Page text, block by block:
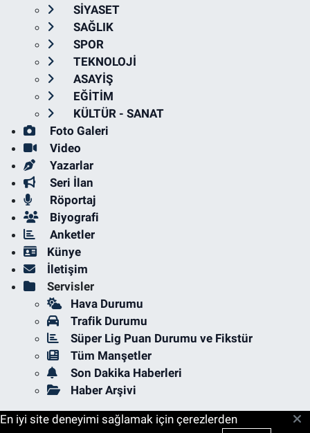
SİYASET
SAĞLIK
SPOR
TEKNOLOJİ
ASAYİŞ
EĞİTİM
KÜLTÜR - SANAT
Foto Galeri
Video
Yazarlar
Seri İlan
Röportaj
Biyografi
Anketler
Künye
İletişim
Servisler
Hava Durumu
Trafik Durumu
Süper Lig Puan Durumu ve Fikstür
Tüm Manşetler
Son Dakika Haberleri
Haber Arşivi
En iyi site deneyimi sağlamak için çerezlerden